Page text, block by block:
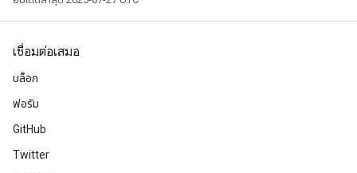
เชื่อมต่อเสมอ
บล็อก
ฟอรัม
GitHub
Twitter